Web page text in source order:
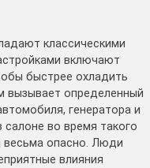
классическими
включают
быстрее охладить
вызывает определенный
генератора и
салоне во время такого
весьма опасно. Люди
влияния